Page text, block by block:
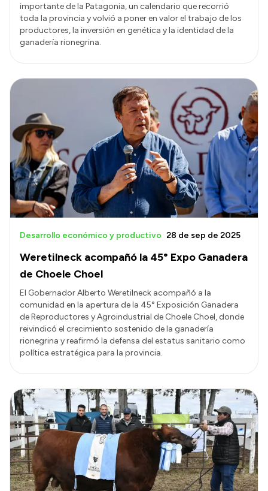
importante de la Patagonia, un calendario que recorrió
toda la provincia y volvió a poner en valor el trabajo de los
productores, la inversión en genética y la identidad de la
ganadería rionegrina.
Weretilneck acompañó la 45° Expo Ganadera
de Choele Choel
Desarrollo económico y productivo 28 de sep de 2025
El Gobernador Alberto Weretilneck acompañó a la
comunidad en la apertura de la 45° Exposición Ganadera
de Reproductores y Agroindustrial de Choele Choel, donde
reivindicó el crecimiento sostenido de la ganadería
rionegrina y reafirmó la defensa del estatus sanitario como
política estratégica para la provincia.